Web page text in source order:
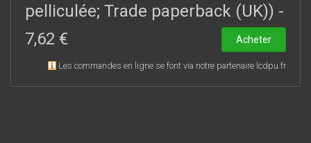
pelliculée; Trade paperback (UK)) -
7,62 €
Acheter
Les commandes en ligne se font via notre partenaire lcdpu.fr